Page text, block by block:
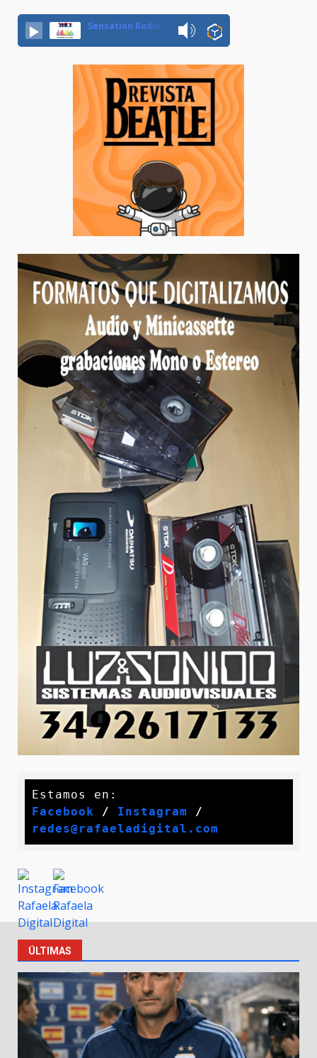
Sensation Radio 107.5 Neuquen
Facebook / Instagram /
redes@rafaeladigital.com
ÚLTIMAS